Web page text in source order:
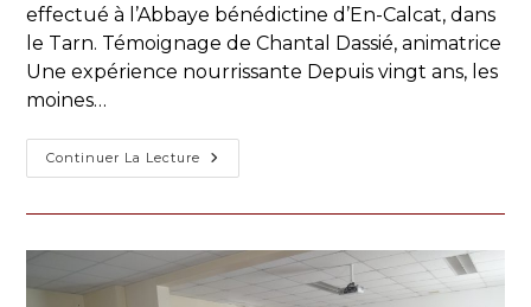
effectué à l’Abbaye bénédictine d’En-Calcat, dans
le Tarn. Témoignage de Chantal Dassié, animatrice
Une expérience nourrissante Depuis vingt ans, les
moines…
Continuer La Lecture Parcours
Des
Seuils,
2014-
2016